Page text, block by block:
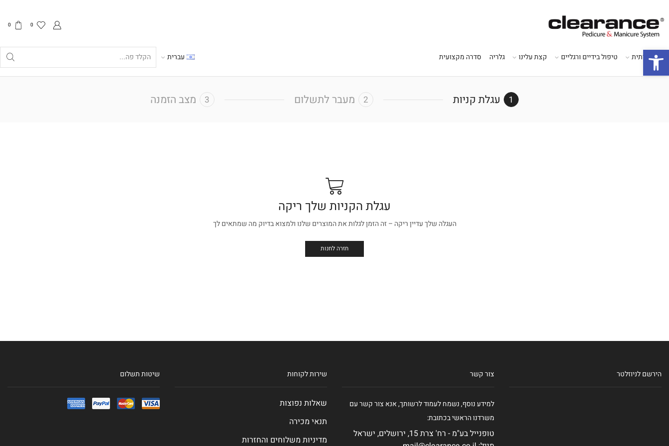
0
0
סדרה ביתית טיפול בידיים ורגליים קצת עלינו גלריה סדרה מקצועית עברית
input
עגלת קניות מעבר לתשלום מצב הזמנה
עגלת הקניות שלך ריקה
העגלה שלך עדיין ריקה – זה הזמן לגלות את המוצרים שלנו ולמצוא בדיוק מה שמתאים לך
חזרה לחנות
הירשם לניוזלטר צור קשר
למידע נוסף, נשמח לעמוד לרשותך, אנא צור קשר עם
משרדנו הראשי בכתובת:
טופנייל בע"מ - רח' צרת 15, ירושלים, ישראל
שירות לקוחות
שאלות נפוצות
תנאי מכירה
מדיניות משלוחים והחזרות
שיטות תשלום
פתח סרגל נגישות